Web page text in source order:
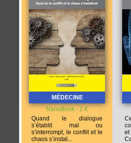
MÉDECINE
NanoBook - 2 €
Quand le dialogue
s’établit mal ou
s’interrompt, le conflit et le
chaos s’instal...